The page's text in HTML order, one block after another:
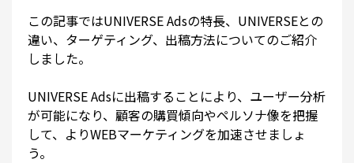
この記事ではUNIVERSE Adsの特長、UNIVERSEとの
違い、ターゲティング、出稿方法についてのご紹介
しました。
UNIVERSE Adsに出稿することにより、ユーザー分析
が可能になり、顧客の購買傾向やペルソナ像を把握
して、よりWEBマーケティングを加速させましょ
う。